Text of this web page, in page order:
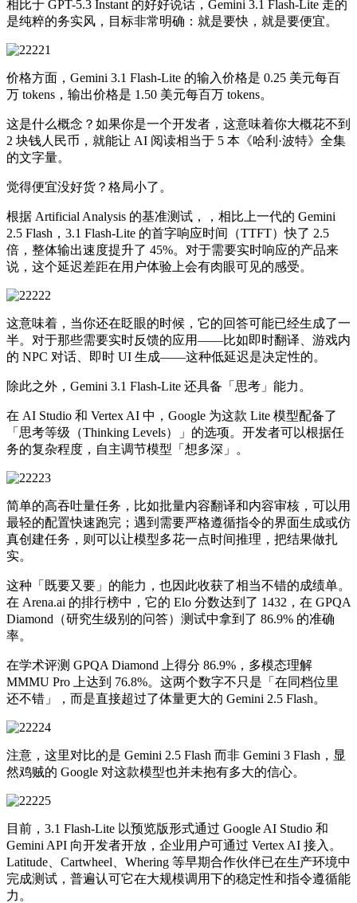
相比于 GPT-5.3 Instant 的好好说话，Gemini 3.1 Flash-Lite 走的
是纯粹的务实风，目标非常明确：就是要快，就是要便宜。
价格方面，Gemini 3.1 Flash-Lite 的输入价格是 0.25 美元每百
万 tokens，输出价格是 1.50 美元每百万 tokens。
这是什么概念？如果你是一个开发者，这意味着你大概花不到
2 块钱人民币，就能让 AI 阅读相当于 5 本《哈利·波特》全集
的文字量。
觉得便宜没好货？格局小了。
根据 Artificial Analysis 的基准测试，，相比上一代的 Gemini
2.5 Flash，3.1 Flash-Lite 的首字响应时间（TTFT）快了 2.5
倍，整体输出速度提升了 45%。对于需要实时响应的产品来
说，这个延迟差距在用户体验上会有肉眼可见的感受。
这意味着，当你还在眨眼的时候，它的回答可能已经生成了一
半。对于那些需要实时反馈的应用——比如即时翻译、游戏内
的 NPC 对话、即时 UI 生成——这种低延迟是决定性的。
除此之外，Gemini 3.1 Flash-Lite 还具备「思考」能力。
在 AI Studio 和 Vertex AI 中，Google 为这款 Lite 模型配备了
「思考等级（Thinking Levels）」的选项。开发者可以根据任
务的复杂程度，自主调节模型「想多深」。
简单的高吞吐量任务，比如批量内容翻译和内容审核，可以用
最轻的配置快速跑完；遇到需要严格遵循指令的界面生成或仿
真创建任务，则可以让模型多花一点时间推理，把结果做扎
实。
这种「既要又要」的能力，也因此收获了相当不错的成绩单。
在 Arena.ai 的排行榜中，它的 Elo 分数达到了 1432，在 GPQA
Diamond（研究生级别的问答）测试中拿到了 86.9% 的准确
率。
在学术评测 GPQA Diamond 上得分 86.9%，多模态理解
MMMU Pro 上达到 76.8%。这两个数字不只是「在同档位里
还不错」，而是直接超过了体量更大的 Gemini 2.5 Flash。
注意，这里对比的是 Gemini 2.5 Flash 而非 Gemini 3 Flash，显
然鸡贼的 Google 对这款模型也并未抱有多大的信心。
目前，3.1 Flash-Lite 以预览版形式通过 Google AI Studio 和
Gemini API 向开发者开放，企业用户可通过 Vertex AI 接入。
Latitude、Cartwheel、Whering 等早期合作伙伴已在生产环境中
完成测试，普遍认可它在大规模调用下的稳定性和指令遵循能
力。